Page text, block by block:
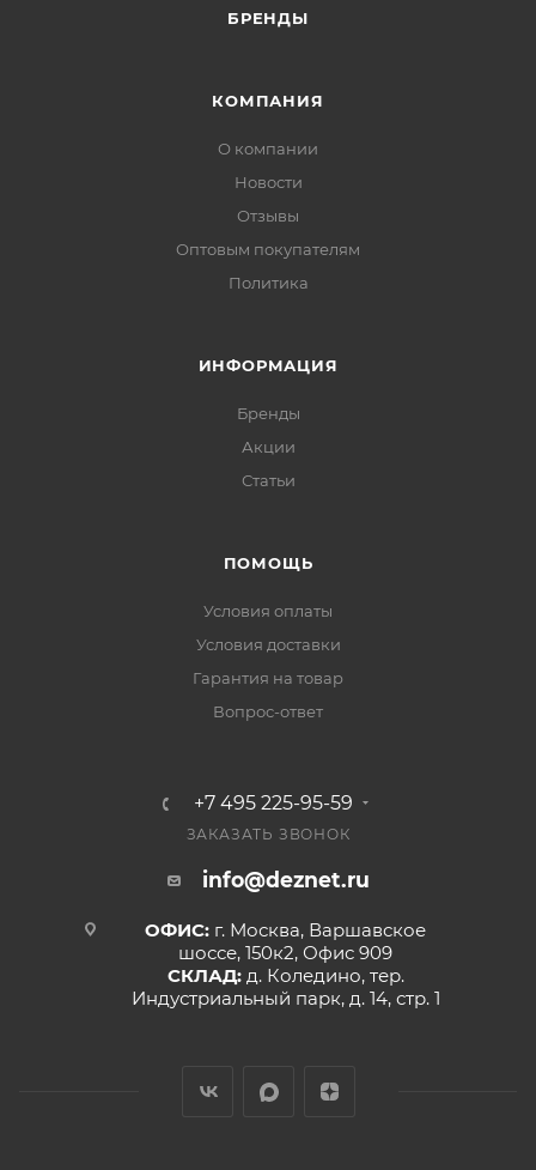
БРЕНДЫ
КОМПАНИЯ
О компании
Новости
Отзывы
Оптовым покупателям
Политика
ИНФОРМАЦИЯ
Бренды
Акции
Статьи
ПОМОЩЬ
Условия оплаты
Условия доставки
Гарантия на товар
Вопрос-ответ
+7 495 225-95-59
ЗАКАЗАТЬ ЗВОНОК
info@deznet.ru
ОФИС: г. Москва, Варшавское
шоссе, 150к2, Офис 909
СКЛАД: д. Коледино, тер.
Индустриальный парк, д. 14, стр. 1